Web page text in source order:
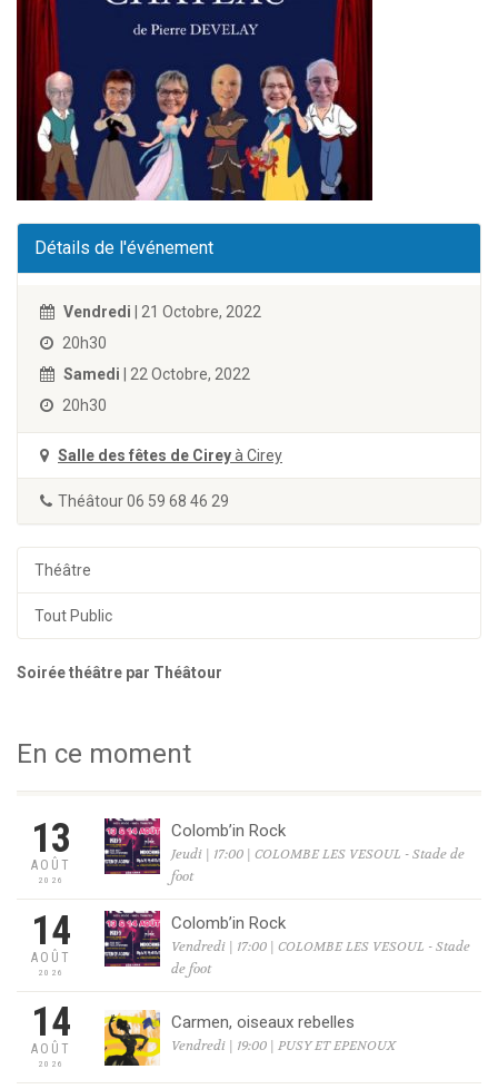
Détails de l'événement
Vendredi | 21 Octobre, 2022
20h30
Samedi | 22 Octobre, 2022
20h30
Salle des fêtes de Cireyà Cirey
Théâtour 06 59 68 46 29
Théâtre
Tout Public
Soirée théâtre par Théâtour
En ce moment
13
AOÛT
2026
Colomb’in Rock
Jeudi | 17:00 | COLOMBE LES VESOUL - Stade de
foot
14
AOÛT
2026
Colomb’in Rock
Vendredi | 17:00 | COLOMBE LES VESOUL - Stade
de foot
14
AOÛT
2026
Carmen, oiseaux rebelles
Vendredi | 19:00 | PUSY ET EPENOUX